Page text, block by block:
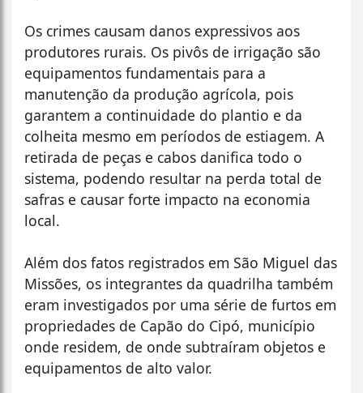
Os crimes causam danos expressivos aos
produtores rurais. Os pivôs de irrigação são
equipamentos fundamentais para a
manutenção da produção agrícola, pois
garantem a continuidade do plantio e da
colheita mesmo em períodos de estiagem. A
retirada de peças e cabos danifica todo o
sistema, podendo resultar na perda total de
safras e causar forte impacto na economia
local.
Além dos fatos registrados em São Miguel das
Missões, os integrantes da quadrilha também
eram investigados por uma série de furtos em
propriedades de Capão do Cipó, município
onde residem, de onde subtraíram objetos e
equipamentos de alto valor.